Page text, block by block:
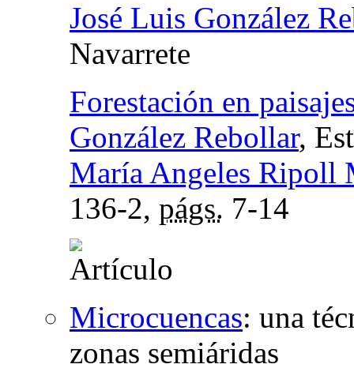
José Luis González
Navarrete
Forestación en
González Rebollar,
María Angeles Ripoll
136-2, págs. 7-14
Microcuencas: una
zonas semiáridas